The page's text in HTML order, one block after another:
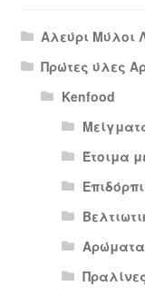
Αλεύρι Μύλοι
Πρώτες ύλες
Kenfood
Έτοιμα